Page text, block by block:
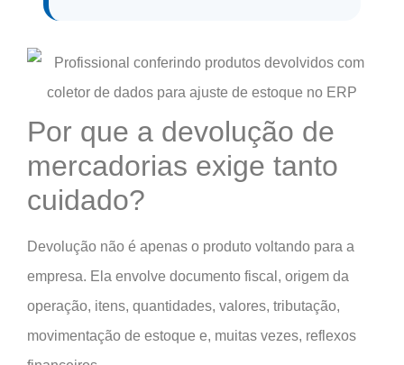
Por que a devolução de
mercadorias exige tanto
cuidado?
Devolução não é apenas o produto voltando para a
empresa. Ela envolve documento fiscal, origem da
operação, itens, quantidades, valores, tributação,
movimentação de estoque e, muitas vezes, reflexos